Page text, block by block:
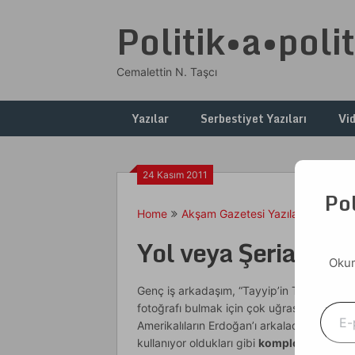
Cemalettin N. Taşcı
Yazılar Serbestiyet Yazıları
24 Kasım 2011
Home Akşam Gazetesi Yazıları Yol
Yol veya Şeriat
Genç iş arkadaşım, “Tayyip’in TIME’e
fotoğrafı bulmak için çok uğraşmışlar”
Amerikalıların Erdoğan’ı arkaladığı, gaza
kullanıyor oldukları gibi komplo kokan
E-postanızı